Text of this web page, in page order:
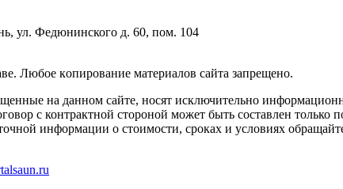
ул. Федюнинского д. 60, пом. 104
Любoe кoпиpoвaниe мaтepиaлов caйтa зaпpeщeнo.
на данном сайте, носят исключительно
с контрактной стороной может быть составлен только
информации о стоимости, сроках и условиях